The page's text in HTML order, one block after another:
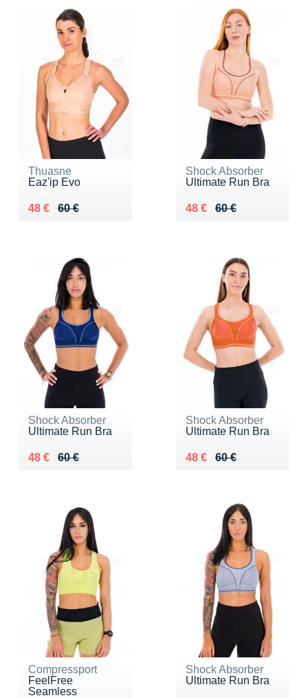
Thuasne
Eaz'ip Evo
60 €
Au lieu de 60 €
48 €
Vendu 48 €
Shock Absorber
Ultimate Run Bra
60 €
Au lieu de 60 €
48 €
Vendu 48 €
Shock Absorber
Ultimate Run Bra
60 €
Au lieu de 60 €
48 €
Vendu 48 €
Shock Absorber
Ultimate Run Bra
60 €
Au lieu de 60 €
48 €
Vendu 48 €
Compressport
FeelFree
Seamless
Shock Absorber
Ultimate Run Bra